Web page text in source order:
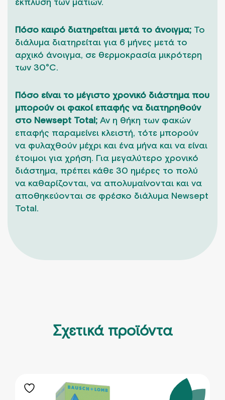
Πόσο καιρό διατηρείται μετά το άνοιγμα; Το
διάλυμα διατηρείται για 6 μήνες μετά το
αρχικό άνοιγμα, σε θερμοκρασία μικρότερη
των 30°C.
Πόσο είναι το μέγιστο χρονικό διάστημα που
μπορούν οι φακοί επαφής να διατηρηθούν
στο Newsept Total; Αν η θήκη των φακών
επαφής παραμείνει κλειστή, τότε μπορούν
να φυλαχθούν μέχρι και ένα μήνα και να είναι
έτοιμοι για χρήση. Για μεγαλύτερο χρονικό
διάστημα, πρέπει κάθε 30 ημέρες το πολύ
να καθαρίζονται, να απολυμαίνονται και να
αποθηκεύονται σε φρέσκο διάλυμα Newsept
Total.
Σχετικά προϊόντα